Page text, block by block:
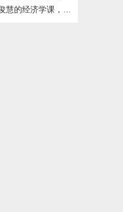
李俊慧的经济学课，喜马拉雅，百度网盘